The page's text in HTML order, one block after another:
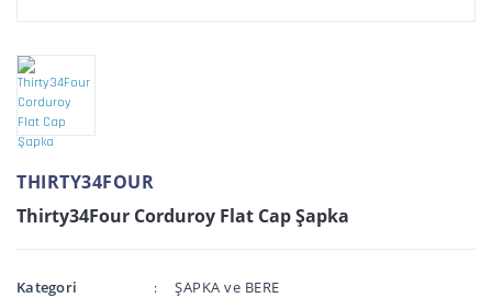
THIRTY34FOUR
Thirty34Four Corduroy Flat Cap Şapka
Kategori
ŞAPKA ve BERE